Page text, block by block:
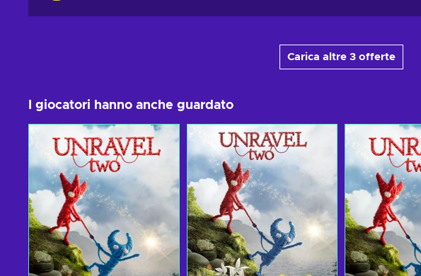
Carica altre 3 offerte
I giocatori hanno anche guardato